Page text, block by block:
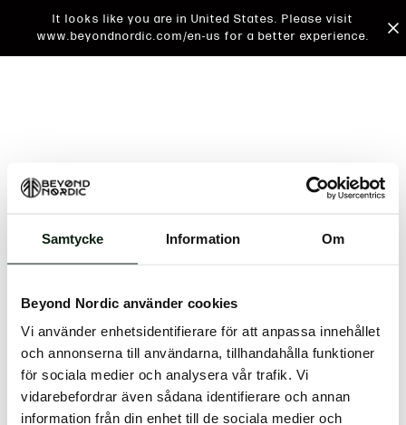
Samtycke Information Om
Beyond Nordic använder cookies
Vi använder enhetsidentifierare för att anpassa innehållet
och annonserna till användarna, tillhandahålla funktioner
för sociala medier och analysera vår trafik. Vi
vidarebefordrar även sådana identifierare och annan
information från din enhet till de sociala medier och
It looks like you are in United States. Please visit
www.beyondnordic.com/en-us for a better experience.
An unknown error has occurred. An error report has
issue will be investigated.
Click the button below to refresh the website. If the
issue persists, either try waiting a moment or
reopening your browser.